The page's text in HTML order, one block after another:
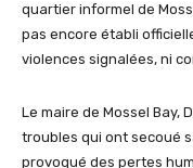
quartier informel de
pas encore établi
violences signalées, ni
Le maire de Mossel Bay,
troubles qui ont secoué
provoqué des pertes